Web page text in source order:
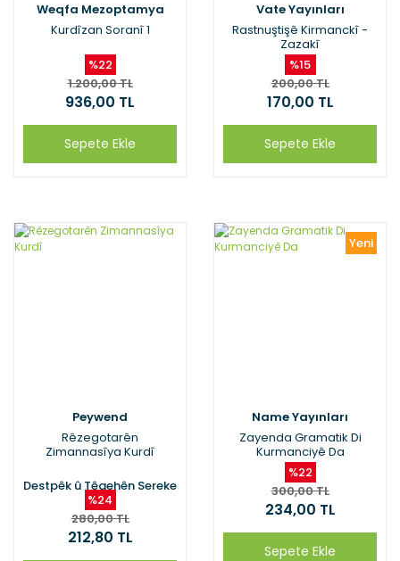
Weqfa Mezoptamya
Kurdîzan Soranî 1
%22
1.200,00 TL
936,00 TL
Sepete Ekle
Vate Yayınları
Rastnuştişê Kirmanckî -
Zazakî
%15
200,00 TL
170,00 TL
Sepete Ekle
Peywend
Rêzegotarên
Zimannasîya Kurdî
Destpêk û Têgehên Sereke
%24
280,00 TL
212,80 TL
Yeni
Name Yayınları
Zayenda Gramatik Di
Kurmanciyê Da
%22
300,00 TL
234,00 TL
Sepete Ekle